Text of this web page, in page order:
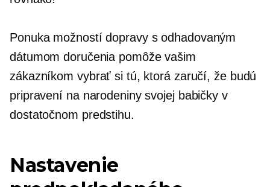
Ponuka možností dopravy s odhadovaným
dátumom doručenia pomôže vašim
zákazníkom vybrať si tú, ktorá zaručí, že budú
pripravení na narodeniny svojej babičky v
dostatočnom predstihu.
Nastavenie